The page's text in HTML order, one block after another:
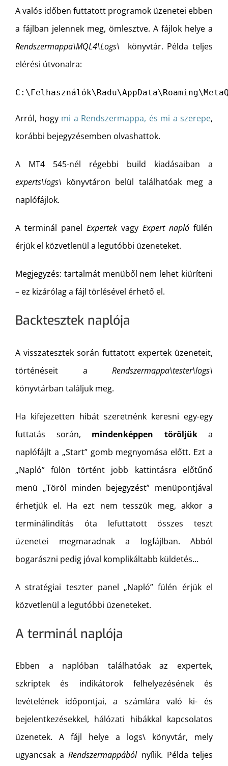
A valós időben futtatott programok üzenetei ebben
a fájlban jelennek meg, ömlesztve. A fájlok helye a
Rendszermappa\MQL4\Logs\ könyvtár. Példa teljes
elérési útvonalra:
Arról, hogy mi a Rendszermappa, és mi a szerepe,
korábbi bejegyzésemben olvashattok.
A MT4 545-nél régebbi build kiadásaiban a
experts\logs\ könyvtáron belül találhatóak meg a
naplófájlok.
A terminál panel Expertek vagy Expert napló fülén
érjük el közvetlenül a legutóbbi üzeneteket.
Megjegyzés: tartalmát menüből nem lehet kiüríteni
– ez kizárólag a fájl törlésével érhető el.
Backtesztek naplója
A visszatesztek során futtatott expertek üzeneteit,
történéseit a Rendszermappa\tester\logs\
könyvtárban találjuk meg.
Ha kifejezetten hibát szeretnénk keresni egy-egy
futtatás során, mindenképpen töröljüka
naplófájlt a „Start” gomb megnyomása előtt. Ezt a
„Napló” fülön történt jobb kattintásra előtűnő
menü „Töröl minden bejegyzést” menüpontjával
érhetjük el. Ha ezt nem tesszük meg, akkor a
terminálindítás óta lefuttatott összes teszt
üzenetei megmaradnak a logfájlban. Abból
bogarászni pedig jóval komplikáltabb küldetés…
A stratégiai teszter panel „Napló” fülén érjük el
közvetlenül a legutóbbi üzeneteket.
A terminál naplója
Ebben a naplóban találhatóak az expertek,
szkriptek és indikátorok felhelyezésének és
levételének időpontjai, a számlára való ki- és
bejelentkezésekkel, hálózati hibákkal kapcsolatos
üzenetek. A fájl helye a logs\ könyvtár, mely
ugyancsak aRendszermappábólnyílik. Példa teljes